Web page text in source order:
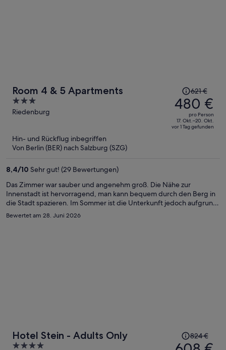
Room 4 & 5 Apartments
3
out
Riedenburg
Der
Preis
betrug
621 €,
jetzt
Person
621 €
480 €
pro Person
17. Okt.–20. Okt.
vor 1 Tag gefunden
Hin- und Rückflug inbegriffen
Von Berlin (BER) nach Salzburg (SZG)
8,4/10 Sehr gut! (29 Bewertungen)
Das Zimmer war sauber und angenehm groß. Die Nähe zur
Innenstadt ist hervorragend, man kann bequem durch den Berg in
die Stadt spazieren. Im Sommer ist die Unterkunft jedoch aufgrund
der enormen Hitzeentwicklung nicht zu empfehlen. Es gibt keine
Bewertet am 28. Juni 2026
Hotel Stein - Adults Only
4
Der
Preis
824 €